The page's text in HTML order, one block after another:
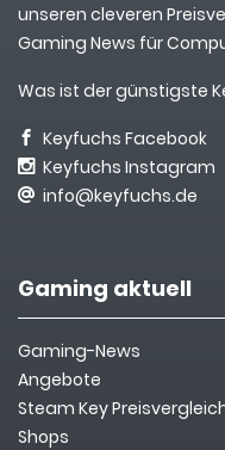
unseren cleveren
Gaming News für
Was ist der günstigste
Keyfuchs Facebook
Keyfuchs Instagram
info@keyfuchs.de
Gaming aktuell
Gaming-News
Angebote
Steam Key
Shops